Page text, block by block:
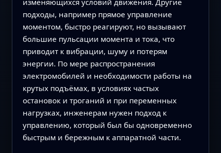
подходы, например прямое управление
моментом, быстро реагируют, но вызывают
большие пульсации момента и тока, что
приводит к вибрации, шуму и потерям
энергии. По мере распространения
электромобилей и необходимости работы на
крутых подъёмах, в условиях частых
остановок и троганий и при переменных
нагрузках, инженерам нужен подход к
управлению, который был бы одновременно
быстрым и бережным к аппаратной части.